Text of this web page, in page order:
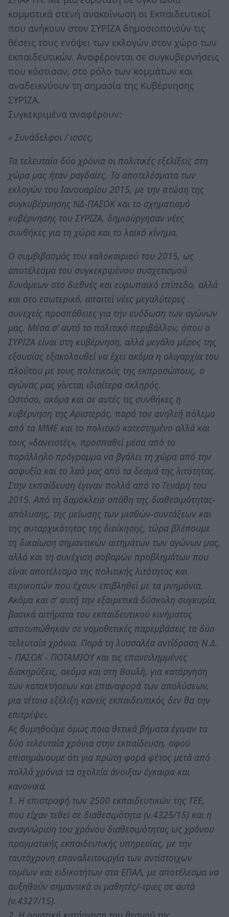
κομματικά στενή ανακοίνωση οι Εκπαιδευτικοί
που ανήκουν στον ΣΥΡΙΖΑ δημοσιοποιούν τις
θέσεις τους ενόψει των εκλογών στον χώρο των
εκπαιδευτικών. Αναφέρονται σε συγκυβερνήσεις
που κόστισαν, στο ρόλο των κομμάτων και
αναδεικνύουν τη σημασία της Κυβέρνησης
ΣΥΡΙΖΑ.
Συγκεκριμένα αναφέρουν:
« Συνάδελφοι / ισσες,
Τα τελευταία δύο χρόνια οι πολιτικές εξελίξεις στη
χώρα μας ήταν ραγδαίες. Τα αποτελέσματα των
εκλογών του Ιανουαρίου 2015, με την πτώση της
συγκυβέρνησης ΝΔ-ΠΑΣΟΚ και το σχηματισμό
κυβέρνησης του ΣΥΡΙΖΑ, δημιούργησαν νέες
συνθήκες για τη χώρα και το λαϊκό κίνημα.
Ο συμβιβασμός του καλοκαιριού του 2015, ως
αποτέλεσμα του συγκεκριμένου συσχετισμού
δυνάμεων στο διεθνές και ευρωπαϊκό επίπεδο, αλλά
και στο εσωτερικό, απαιτεί νέες μεγαλύτερες
συνεχείς προσπάθειες για την ευόδωση των αγώνων
μας. Μέσα σ’ αυτό το πολιτικό περιβάλλον, όπου ο
ΣΥΡΙΖΑ είναι στη κυβέρνηση, αλλά μεγάλο μέρος της
εξουσίας εξακολουθεί να έχει ακόμα η ολιγαρχία του
πλούτου με τους πολιτικούς της εκπροσώπους, ο
αγώνας μας γίνεται ιδιαίτερα σκληρός.
Ωστόσο, ακόμα και σε αυτές τις συνθήκες η
κυβέρνηση της Αριστεράς, παρά τον ανηλεή πόλεμο
από τα ΜΜΕ και το πολιτικό κατεστημένο αλλά και
τους «δανειστές», προσπαθεί μέσα από το
παράλληλο πρόγραμμα να βγάλει τη χώρα από την
ασφυξία και το λαό μας από τα δεσμά της λιτότητας.
Στην εκπαίδευση έγιναν πολλά από το Γενάρη του
2015. Από τη δαμόκλειο σπάθη της διαθεσιμότητας-
απόλυσης, της μείωσης των μισθών-συντάξεων και
της αυταρχικότητας της διοίκησης, τώρα βλέπουμε
τη δικαίωση σημαντικών αιτημάτων των αγώνων μας,
αλλά και τη συνέχιση σοβαρών προβλημάτων που
είναι αποτέλεσμα της πολιτικής λιτότητας και
περικοπών που έχουν επιβληθεί με τα μνημόνια.
Ακόμα και σ’ αυτή την εξαιρετικά δύσκολη συγκυρία,
βασικά αιτήματα του εκπαιδευτικού κινήματος
αποτυπώθηκαν σε νομοθετικές παρεμβάσεις τα δύο
τελευταία χρόνια. Παρά τη λυσσαλέα αντίδραση Ν.Δ.
– ΠΑΣΟΚ - ΠΟΤΑΜΙΟΥ και τις επανειλημμένες
διακηρύξεις, ακόμα και στη Βουλή, για κατάργηση
των κατακτήσεων και επαναφορά των απολύσεων,
μια τέτοια εξέλιξη κανείς εκπαιδευτικός δεν θα την
επιτρέψει.
Ας θυμηθούμε όμως ποια θετικά βήματα έγιναν τα
δύο τελευταία χρόνια στην εκπαίδευση, αφού
επισημάνουμε ότι για πρώτη φορά φέτος μετά από
πολλά χρόνια τα σχολεία άνοιξαν έγκαιρα και
κανονικά.
1. Η επιστροφή των 2500 εκπαιδευτικών της ΤΕΕ,
που είχαν τεθεί σε διαθεσιμότητα (ν.4325/15) και η
αναγνώριση του χρόνου διαθεσιμότητας ως χρόνου
πραγματικής εκπαιδευτικής υπηρεσίας, με την
ταυτόχρονη επαναλειτουργία των αντίστοιχων
τομέων και ειδικοτήτων στα ΕΠΑΛ, με αποτέλεσμα να
αυξηθούν σημαντικά οι μαθητές/-τριες σε αυτά
(ν.4327/15).